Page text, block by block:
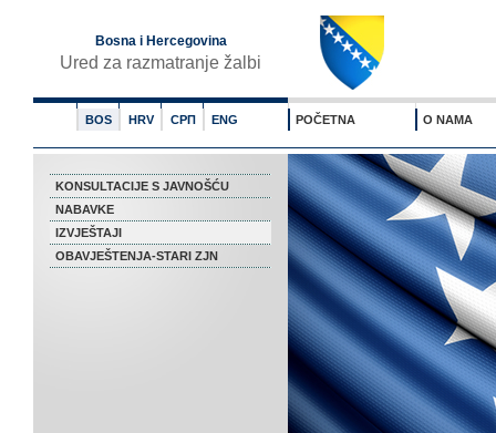
Bosna i Hercegovina
Ured za razmatranje žalbi
BOS HRV СРП ENG POČETNA O NAMA
KONSULTACIJE S JAVNOŠĆU
NABAVKE
IZVJEŠTAJI
OBAVJEŠTENJA-STARI ZJN